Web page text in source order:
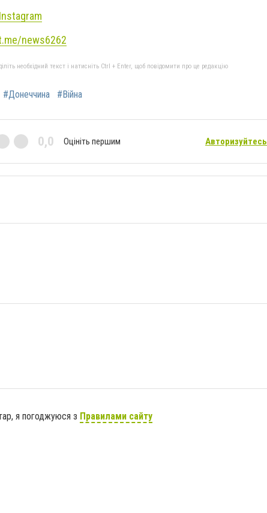
Instagram
news6262
необхідний текст і натисніть Ctrl + Enter, щоб повідомити про це редакцію
#Донеччина #Війна
0,0 Оцініть першим Авторизуйтесь
я погоджуюся з Правилами сайту